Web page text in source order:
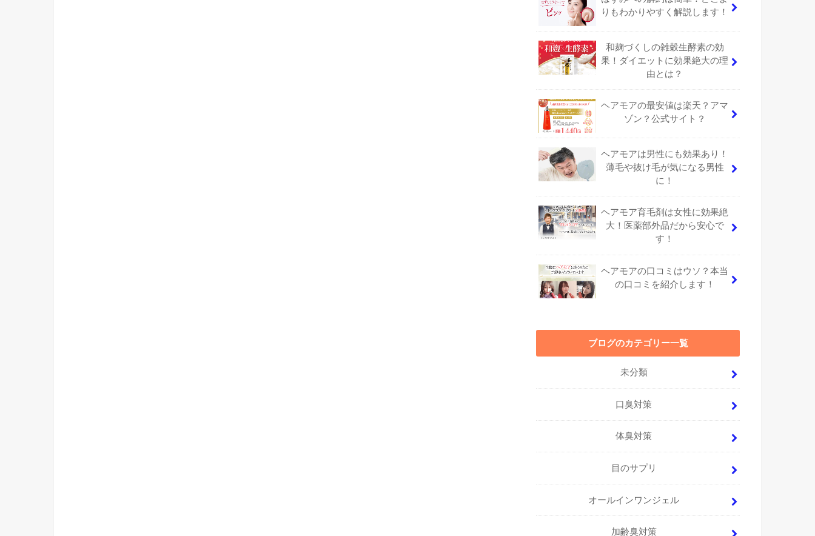
りもわかりやすく解説します！
和麹づくしの雑穀生酵素の効
果！ダイエットに効果絶大の理
由とは？
ヘアモアの最安値は楽天？アマ
ゾン？公式サイト？
ヘアモアは男性にも効果あり！
薄毛や抜け毛が気になる男性
に！
ヘアモア育毛剤は女性に効果絶
大！医薬部外品だから安心で
す！
ヘアモアの口コミはウソ？本当
の口コミを紹介します！
ブログのカテゴリー一覧
未分類
口臭対策
体臭対策
目のサプリ
オールインワンジェル
加齢臭対策